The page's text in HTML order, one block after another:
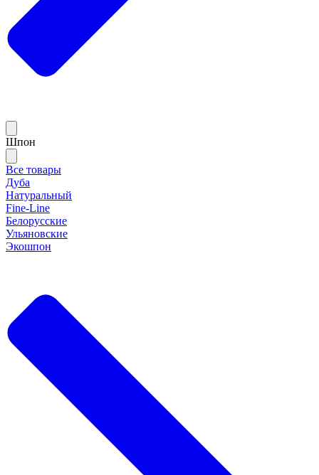
Шпон
Все товары
Дуба
Натуральный
Fine-Line
Белорусские
Ульяновские
Экошпон